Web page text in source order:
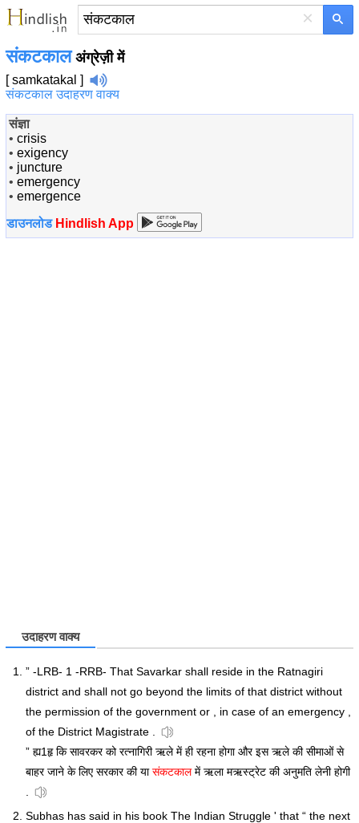
×
संकटकालअंग्रेज़ी में
[ samkatakal ]
संकटकाल उदाहरण वाक्य
संज्ञा
• crisis
• exigency
• juncture
• emergency
• emergence
डाउनलोड Hindlish App
उदाहरण वाक्य
” -LRB- 1 -RRB- That Savarkar shall reside in the Ratnagiri
district and shall not go beyond the limits of that district without
the permission of the government or , in case of an emergency ,
of the District Magistrate .
” ह्य1हृ कि सावरकर को रत्नागिरी ऋले में ही रहना होगा और इस ऋले की सीमाओं से
बाहर जाने के लिए सरकार की यासंकटकालमें ऋला मऋस्ट्रेट की अनुमति लेनी होगी
Subhas has said in his book The Indian Struggle ' that “ the next